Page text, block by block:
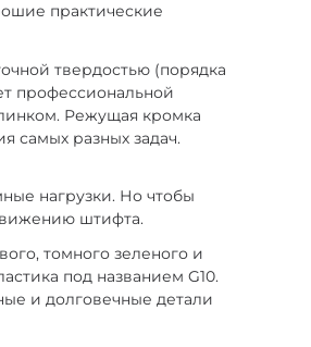
практические
твердостью (порядка
профессиональной
Режущая кромка
самых разных задач.
нагрузки. Но чтобы
штифта.
томного зеленого и
под названием G10.
и долговечные детали